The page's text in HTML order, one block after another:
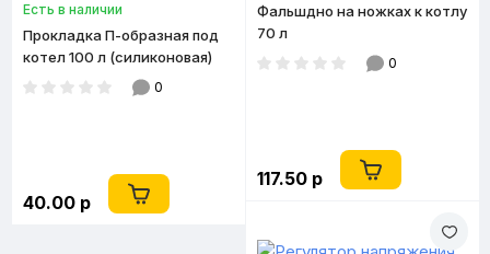
Есть в наличии
Прокладка П-образная под
котел 100 л (силиконовая)
0
40.00 р
Фальшдно на ножках к котлу
70 л
0
117.50 р